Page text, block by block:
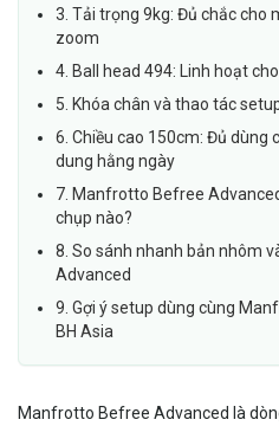
3. Tải trọng 9kg: Đủ chắc cho
zoom
4. Ball head 494: Linh hoạt
5. Khóa chân và thao tác
6. Chiều cao 150cm: Đủ dùng
dung hằng ngày
7. Manfrotto Befree
chụp nào?
8. So sánh nhanh bản nhôm
Advanced
9. Gợi ý setup dùng cùng
BH Asia
Manfrotto Befree Advanced là